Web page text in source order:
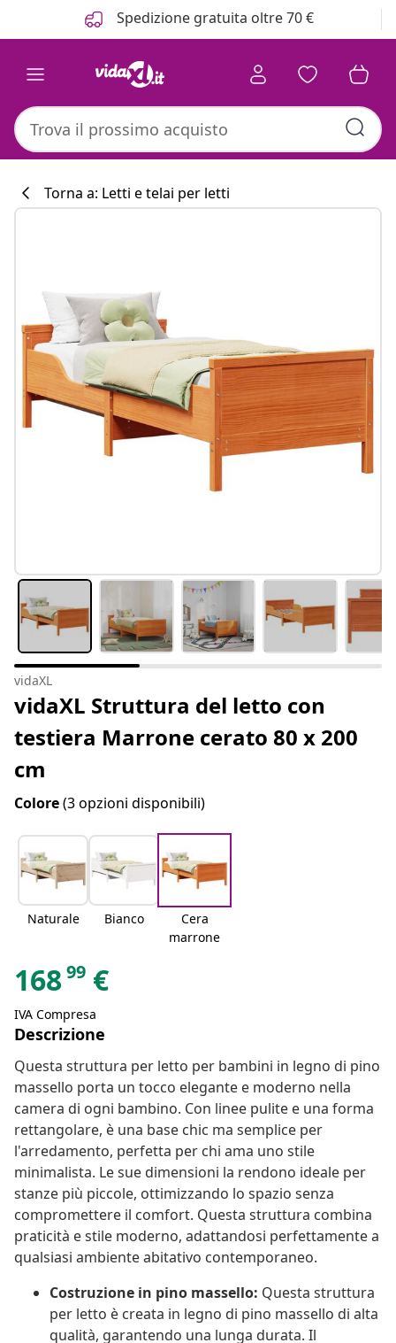
Spedizione gratuita oltre 70 €
Torna a: Letti e telai per letti
vidaXL
vidaXL Struttura del letto con
testiera Marrone cerato 80 x 200
cm
Colore(3 opzioni disponibili)
Naturale Bianco
Cera
marrone
16899 €
IVA Compresa
Descrizione
Questa struttura per letto per bambini in legno di pino
massello porta un tocco elegante e moderno nella
camera di ogni bambino. Con linee pulite e una forma
rettangolare, è una base chic ma semplice per
l'arredamento, perfetta per chi ama uno stile
minimalista. Le sue dimensioni la rendono ideale per
stanze più piccole, ottimizzando lo spazio senza
compromettere il comfort. Questa struttura combina
praticità e stile moderno, adattandosi perfettamente a
qualsiasi ambiente abitativo contemporaneo.
Costruzione in pino massello: Questa struttura
per letto è creata in legno di pino massello di alta
qualità, garantendo una lunga durata. Il